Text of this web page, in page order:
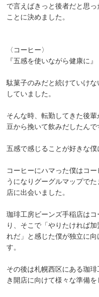
で言えばきっと後者だと思
ことに決めました。
〈コーヒー〉
『五感を使いながら健康に』
駄菓子のみだと続けていけ
していました。
そんな時、転勤してきた後
豆から挽いて飲みだしたんで
五感で感じることが好きな僕
コーヒーにハマった僕はコ
うになりグーグルマップで
店に出会いました。
珈琲工房ビーンズ手稲店は
り、そこで「やりたければ
れだ」と感じた僕が独立に
す。
その後は札幌西区にある珈
き開店に向けて様々な準備を